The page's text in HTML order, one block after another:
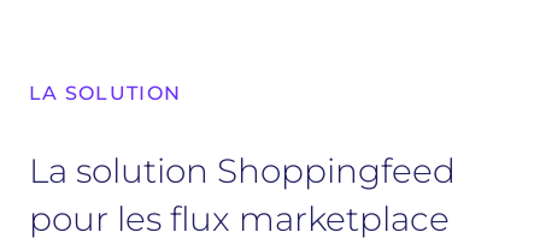
LA SOLUTION
La solution Shoppingfeed
pour les flux marketplace